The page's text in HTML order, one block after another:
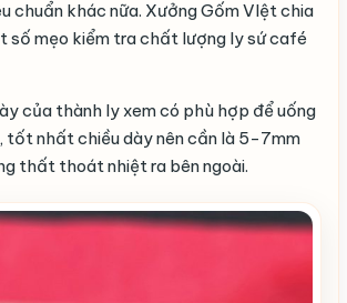
chuẩn khác nữa. Xưởng Gốm VIệt chia
số mẹo kiểm tra chất lượng ly sứ café
của thành ly xem có phù hợp để uống
tốt nhất chiều dày nên cần là 5-7mm
thất thoát nhiệt ra bên ngoài.